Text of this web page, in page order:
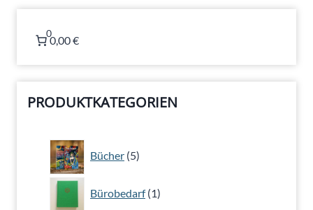
0
0,00 €
PRODUKTKATEGORIEN
Bücher 5
Produkte
Bürobedarf 1
Produkt